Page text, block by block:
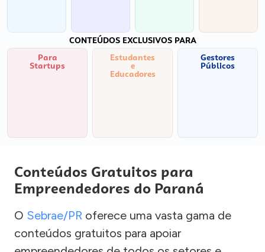
CONTEÚDOS EXCLUSIVOS PARA
Para
Startups
Estudantes
e
Educadores
Gestores
Públicos
Conteúdos Gratuitos para
Empreendedores do Paraná
O Sebrae/PR oferece uma vasta gama de
conteúdos gratuitos para apoiar